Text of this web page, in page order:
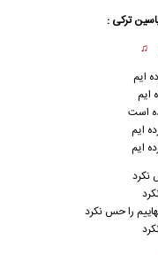
ترکی :
♫
ایم
ایم
است
ایم
ایم
نکرد
هاییم را حس نکرد